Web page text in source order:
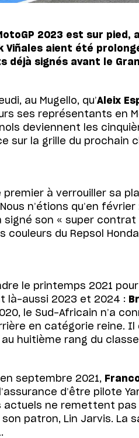
2023 est sur pied,
Viñales aient été
déjà signés avant le
au Mugello, qu’Aleix
ses représentants en
deviennent les
sur la grille du prochain
premier à verrouiller sa
n’étions qu’en
son « super contrat
du Repsol
le printemps 2021
là-aussi 2023 et 2024 :
le Sud-Africain n’a
en catégorie reine.
huitième rang du
septembre 2021,
d’être pilote
actuels ne remettent
patron, Lin Jarvis. La